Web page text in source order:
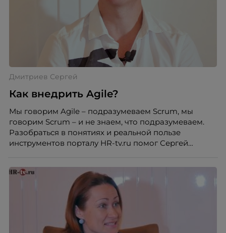
Дмитриев Сергей
Как внедрить Agile?
Мы говорим Agile – подразумеваем Scrum, мы
говорим Scrum – и не знаем, что подразумеваем.
Разобраться в понятиях и реальной пользе
инструментов порталу HR-tv.ru помог Сергей
Дирекции по процессам Альфа-Банка, он раскрыл
работающую формулу счастья.